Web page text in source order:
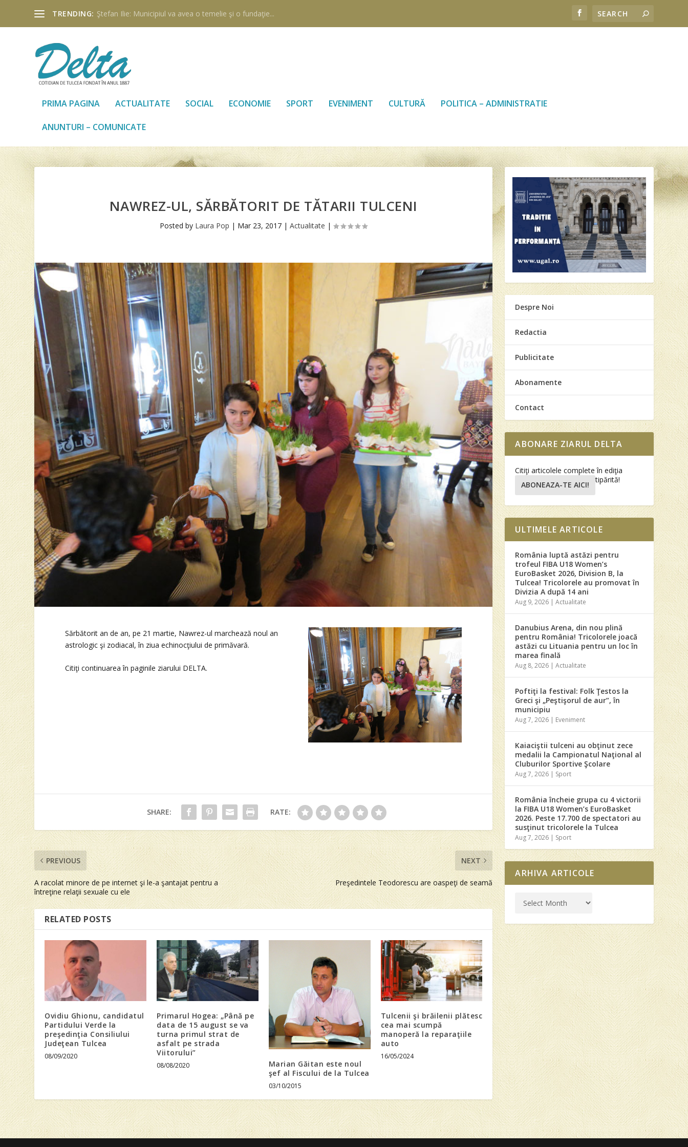
TRENDING: Ştefan Ilie: Municipiul va avea o temelie şi o fundaţie...
PRIMA PAGINA ACTUALITATE SOCIAL ECONOMIE SPORT EVENIMENT CULTURĂ POLITICA – ADMINISTRATIE
ANUNTURI – COMUNICATE
NAWREZ-UL, SĂRBĂTORIT DE TĂTARII TULCENI
Posted by Laura Pop | Mar 23, 2017 |Actualitate |
Sărbătorit an de an, pe 21 martie, Nawrez-ul marchează noul an
astrologic şi zodiacal, în ziua echinocţiului de primăvară.
Citiţi continuarea în paginile ziarului DELTA.
SHARE: RATE:
PREVIOUS
A racolat minore de pe internet şi le-a şantajat pentru a
întreţine relaţii sexuale cu ele
NEXT
Preşedintele Teodorescu are oaspeţi de seamă
RELATED POSTS
Ovidiu Ghionu, candidatul
Partidului Verde la
preşedinţia Consiliului
Judeţean Tulcea
08/09/2020
Primarul Hogea: „Până pe
data de 15 august se va
turna primul strat de
asfalt pe strada
Viitorului”
08/08/2020
Marian Găitan este noul
şef al Fiscului de la Tulcea
03/10/2015
Tulcenii şi brăilenii plătesc
cea mai scumpă
manoperă la reparaţiile
auto
16/05/2024
Despre Noi
Redactia
Publicitate
Abonamente
Contact
ABONARE ZIARUL DELTA
Citiţi articolele complete în ediţia
tipărită!
ABONEAZA-TE AICI!
ULTIMELE ARTICOLE
România luptă astăzi pentru
trofeul FIBA U18 Women’s
EuroBasket 2026, Division B, la
Tulcea! Tricolorele au promovat în
Divizia A după 14 ani
Aug 9, 2026 |Actualitate
Danubius Arena, din nou plină
pentru România! Tricolorele joacă
astăzi cu Lituania pentru un loc în
marea finală
Aug 8, 2026 |Actualitate
Poftiţi la festival: Folk Ţestos la
Greci şi „Peştişorul de aur”, în
municipiu
Aug 7, 2026 | Eveniment
Kaiaciştii tulceni au obţinut zece
medalii la Campionatul Naţional al
Cluburilor Sportive Şcolare
Aug 7, 2026 | Sport
România încheie grupa cu 4 victorii
la FIBA U18 Women’s EuroBasket
2026. Peste 17.700 de spectatori au
susţinut tricolorele la Tulcea
Aug 7, 2026 | Sport
ARHIVA ARTICOLE